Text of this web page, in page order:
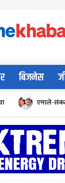
बिजनेस
एमाले-